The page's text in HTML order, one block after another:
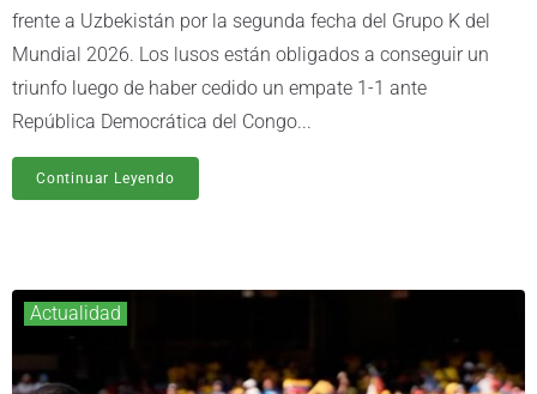
frente a Uzbekistán por la segunda fecha del Grupo K del
Mundial 2026. Los lusos están obligados a conseguir un
triunfo luego de haber cedido un empate 1-1 ante
República Democrática del Congo...
Continuar Leyendo
Actualidad